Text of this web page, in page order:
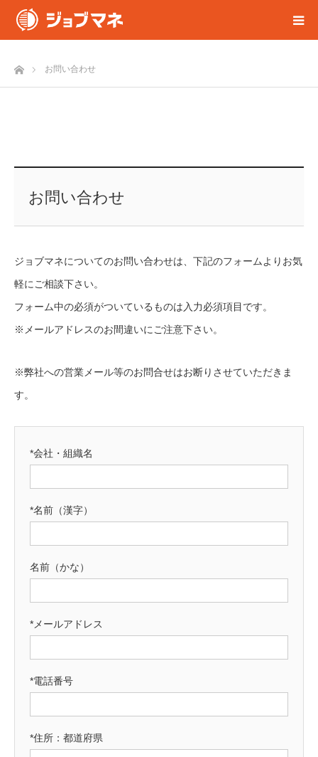
ホームお問い合わせ
お問い合わせ
ジョブマネについてのお問い合わせは、下記のフォームよりお気
軽にご相談下さい。
フォーム中の必須がついているものは入力必須項目です。
※メールアドレスのお間違いにご注意下さい。
※弊社への営業メール等のお問合せはお断りさせていただきま
す。
*会社・組織名
*名前（漢字）
名前（かな）
*メールアドレス
*電話番号
*住所：都道府県